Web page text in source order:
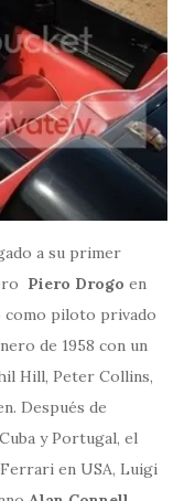
a su primer
Piero Drogo en
piloto privado
de 1958 con un
Hill, Peter Collins,
Después de
y Portugal, el
en USA, Luigi